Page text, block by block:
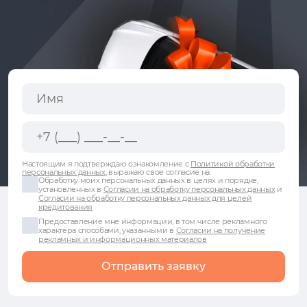
Настоящим я подтверждаю ознакомление с Политикой обработки
персональных данных, выражаю свое согласие на:
Обработку моих персональных данных в целях и порядке,
установленных в Согласии на обработку персональных данныхи
Согласии на обработку персональных данных для целей
кредитования
Предоставление мне информации, в том числе рекламного
характера способами, указанными в Согласии на получение
рекламных и информационных материалов
Отправить заявку